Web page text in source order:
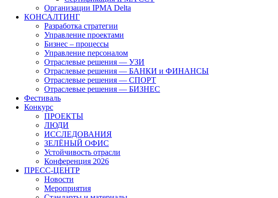
Организации IPMA Delta
КОНСАЛТИНГ
Разработка стратегии
Управление проектами
Бизнес – процессы
Управление персоналом
Отраслевые решения — УЗИ
Отраслевые решения — БАНКИ и ФИНАНСЫ
Отраслевые решения — СПОРТ
Отраслевые решения — БИЗНЕС
Фестиваль
Конкурс
ПРОЕКТЫ
ЛЮДИ
ИССЛЕДОВАНИЯ
ЗЕЛЁНЫЙ ОФИС
Устойчивость отрасли
Конференция 2026
ПРЕСС-ЦЕНТР
Новости
Мероприятия